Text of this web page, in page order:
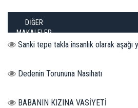
DİĞER
MAKALELER
Sanki tepe takla insanlık olarak aşağı
Dedenin Torununa Nasihatı
BABANIN KIZINA VASİYETİ